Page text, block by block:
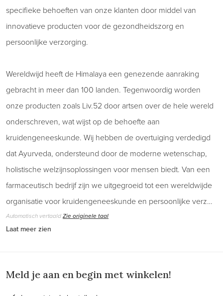
specifieke behoeften van onze klanten door middel van
innovatieve producten voor de gezondheidszorg en
persoonlijke verzorging.
Wereldwijd heeft de Himalaya een genezende aanraking
gebracht in meer dan 100 landen. Tegenwoordig worden
onze producten zoals Liv.52 door artsen over de hele wereld
onderschreven, wat wijst op de behoefte aan
kruidengeneeskunde. Wij hebben de overtuiging verdedigd
dat Ayurveda, ondersteund door de moderne wetenschap,
holistische welzijnsoplossingen voor mensen biedt. Van een
farmaceutisch bedrijf zijn we uitgegroeid tot een wereldwijde
organisatie voor kruidengeneeskunde en persoonlijke verz…
Automatisch vertaaldZie originele taal
Laat meer zien
Meld je aan en begin met winkelen!